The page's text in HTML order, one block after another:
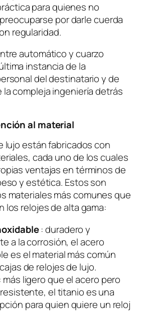
para quienes no
por darle cuerda
regularidad.
automático y cuarzo
instancia de la
del destinatario y de
la compleja ingeniería detrás
al material
lujo están fabricados con
cada uno de los cuales
ventajas en términos de
y estética. Estos son
materiales más comunes que
los relojes de alta gama:
: duradero y
a la corrosión, el acero
es el material más común
de relojes de lujo.
: más ligero que el acero pero
el titanio es una
para quien quiere un reloj